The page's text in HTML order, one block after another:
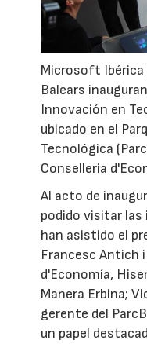
Microsoft Ibérica
Balears
Innovación en
ubicado en el
Tecnológica
Conselleria
Al acto de
podido visitar
han asistido el
Francesc Antich
d'Economía,
Manera Erbina;
gerente del
un papel